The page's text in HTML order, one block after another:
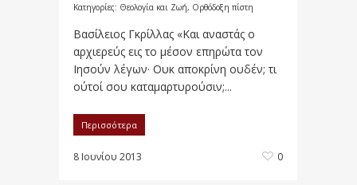
Κατηγορίες: Θεολογία και Ζωή, Ορθόδοξη πίστη
Βασίλειος Γκρίλλας «Και αναστάς ο
αρχιερεύς εις το μέσον επηρώτα τον
Ιησούν λέγων· Ουκ αποκρίνη ουδέν; τι
ούτοί σου καταμαρτυρούσιν;...
Περισσότερα
8 Ιουνίου 2013 0